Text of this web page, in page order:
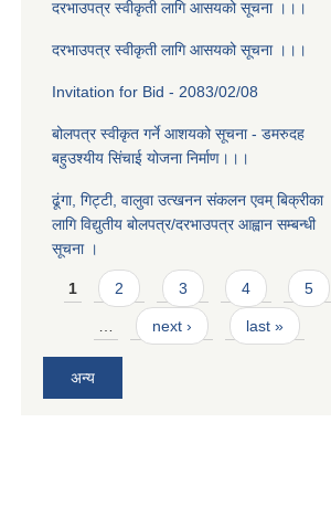
दरभाउपत्र स्वीकृती लागि आसयको सूचना ।।।
दरभाउपत्र स्वीकृती लागि आसयको सूचना ।।।
Invitation for Bid - 2083/02/08
बोलपत्र स्वीकृत गर्ने आशयको सूचना - डमरुदह
बहुउश्यीय सिंचाई योजना निर्माण।।।
ढूंगा, गिट्टी, वालुवा उत्खनन संकलन एवम् बिक्रीका
लागि विद्युतीय बोलपत्र/दरभाउपत्र आह्वान सम्बन्धी
सूचना ।
Pages
1 2 3 4 5
next › last »
अन्य